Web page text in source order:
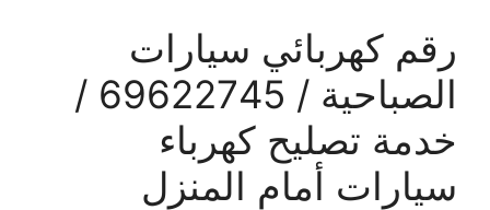
رقم كهربائي سيارات
الصباحية / 69622745 /
خدمة تصليح كهرباء
سيارات أمام المنزل